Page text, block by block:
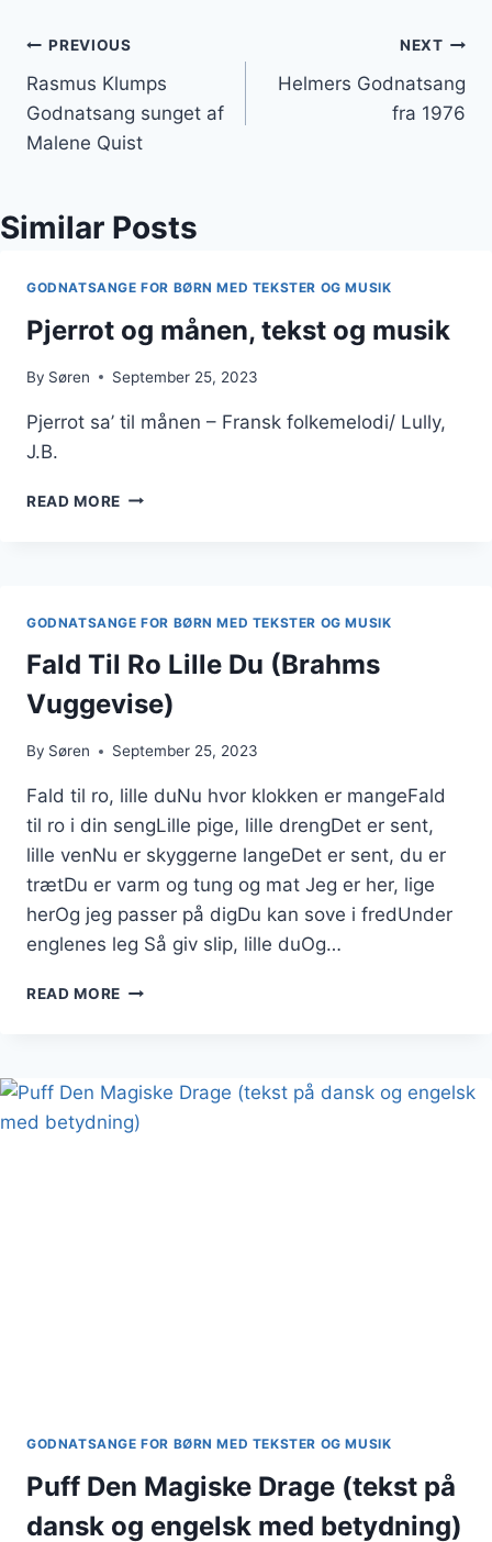
Post
navigation
PREVIOUS
Rasmus Klumps
Godnatsang sunget af
Malene Quist
NEXT
Helmers Godnatsang
fra 1976
Similar Posts
GODNATSANGE FOR BØRN MED TEKSTER OG MUSIK
Pjerrot og månen, tekst og musik
By Søren September 25, 2023
Pjerrot sa’ til månen – Fransk folkemelodi/ Lully,
J.B.
READ MORE PJERROT
GODNATSANGE FOR BØRN MED TEKSTER OG MUSIK
Fald Til Ro Lille Du (Brahms
Vuggevise)
By Søren September 25, 2023
Fald til ro, lille duNu hvor klokken er mangeFald
til ro i din sengLille pige, lille drengDet er sent,
lille venNu er skyggerne langeDet er sent, du er
trætDu er varm og tung og mat Jeg er her, lige
herOg jeg passer på digDu kan sove i fredUnder
englenes leg Så giv slip, lille duOg…
READ MORE FALD
(BRAHMS
VUGGEVISE)
GODNATSANGE FOR BØRN MED TEKSTER OG MUSIK
Puff Den Magiske Drage (tekst på
dansk og engelsk med betydning)